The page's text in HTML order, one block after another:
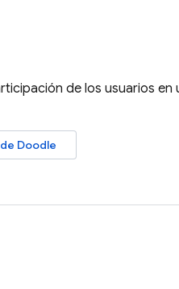
de los usuarios en
Doodle